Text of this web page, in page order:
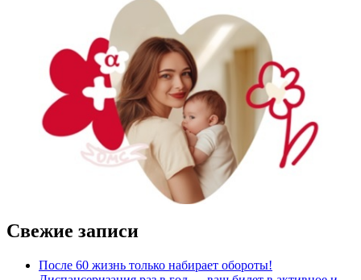
Свежие записи
После 60 жизнь только набирает обороты!